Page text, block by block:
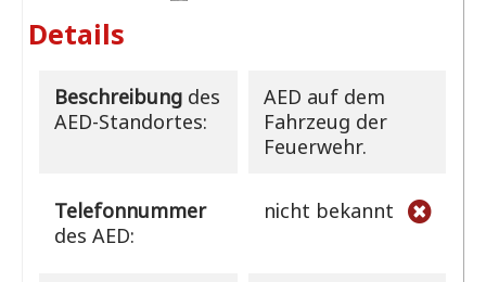
Details
Beschreibungdes
AED-Standortes:
AED auf dem
Fahrzeug der
Feuerwehr.
Telefonnummer
des AED:
nicht bekannt